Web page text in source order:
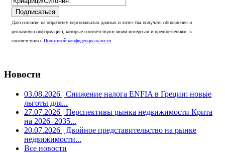
Подписаться
Даю согласие на обработку персональных данных и хотел бы получать обновления и
рекламную информацию, которые соответствуют моим интересам и предпочтениям, в
соответствии с Политикой конфиденциальности
Новости
03.08.2026 | Снижение налога ENFIA в Греции: новые
льготы для...
27.07.2026 | Перспективы рынка недвижимости Крита
на 2026–2035...
20.07.2026 | Двойное представительство на рынке
недвижимости...
Все новости